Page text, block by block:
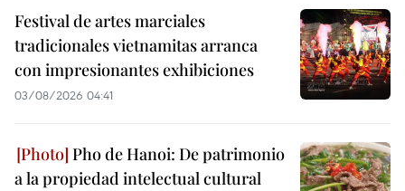
Festival de artes marciales
tradicionales vietnamitas arranca
con impresionantes exhibiciones
03/08/2026 04:41
Pho de Hanoi: De patrimonio
a la propiedad intelectual cultural